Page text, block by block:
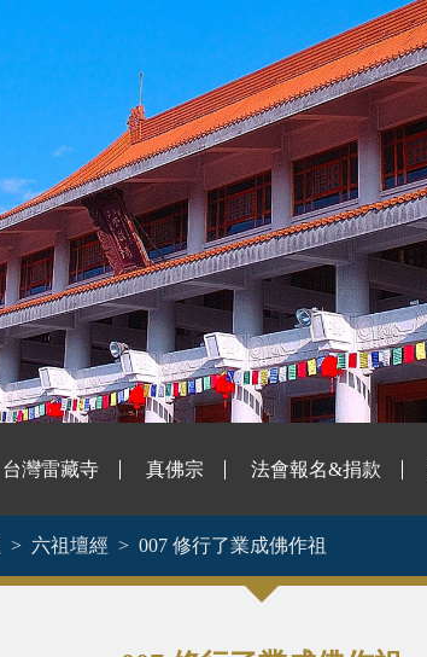
台灣雷藏寺 真佛宗 法會報名&捐款
六祖壇經 007 修行了業成佛作祖